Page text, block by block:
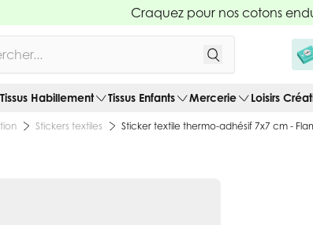
Craquez pour nos cotons
Tissus Habillement Tissus Enfants Mercerie Loisirs
Stickers textiles Sticker textile thermo-adhésif 7x7 cm -